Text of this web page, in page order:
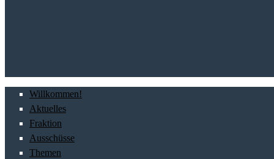
Willkommen!
Aktuelles
Fraktion
Ausschüsse
Themen